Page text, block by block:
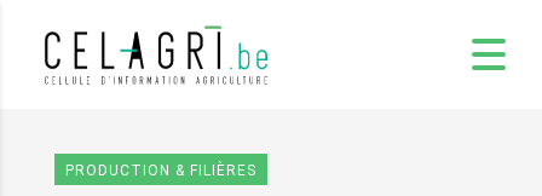
PRODUCTION & FILIÈRES